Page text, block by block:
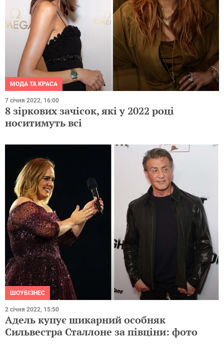
МОДА ТА КРАСА
7 січня 2022, 16:00
8 зіркових зачісок, які у 2022 році
носитимуть всі
ШОУБІЗНЕС
2 січня 2022, 15:50
Адель купує шикарний особняк
Сильвестра Сталлоне за півціни: фото